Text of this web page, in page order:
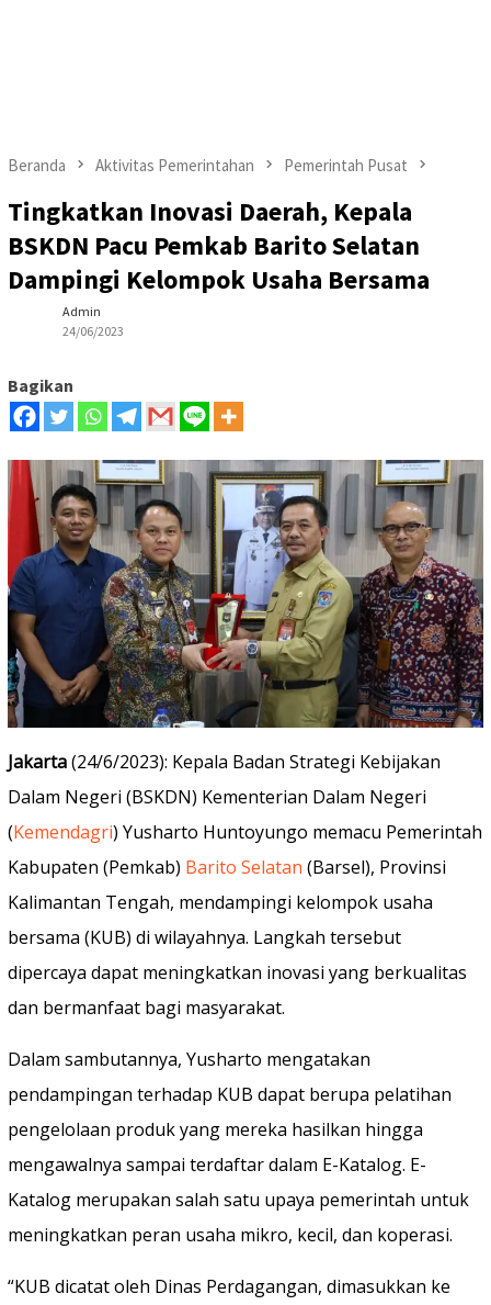
Beranda Aktivitas Pemerintahan Pemerintah Pusat
Tingkatkan Inovasi Daerah, Kepala
BSKDN Pacu Pemkab Barito Selatan
Dampingi Kelompok Usaha Bersama
Admin
24/06/2023
Bagikan
Jakarta(24/6/2023): Kepala Badan Strategi Kebijakan
Dalam Negeri (BSKDN) Kementerian Dalam Negeri
(Kemendagri) Yusharto Huntoyungo memacu Pemerintah
Kabupaten (Pemkab) Barito Selatan (Barsel), Provinsi
Kalimantan Tengah, mendampingi kelompok usaha
bersama (KUB) di wilayahnya. Langkah tersebut
dipercaya dapat meningkatkan inovasi yang berkualitas
dan bermanfaat bagi masyarakat.
Dalam sambutannya, Yusharto mengatakan
pendampingan terhadap KUB dapat berupa pelatihan
pengelolaan produk yang mereka hasilkan hingga
mengawalnya sampai terdaftar dalam E-Katalog. E-
Katalog merupakan salah satu upaya pemerintah untuk
meningkatkan peran usaha mikro, kecil, dan koperasi.
“KUB dicatat oleh Dinas Perdagangan, dimasukkan ke